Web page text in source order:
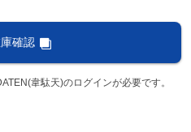
確認
韋駄天)のログインが必要です。